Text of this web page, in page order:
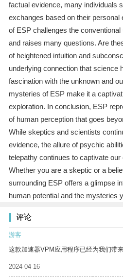
factual evidence, many individuals
exchanges based on their
of ESP challenges the
and raises many questions. Are
of heightened intuition and
underlying connection that science
fascination with the unknown and
mysteries of ESP make it a
exploration. In conclusion, ESP
of human perception that goes
While skeptics and scientists
evidence, the allure of psychic
telepathy continues to captivate
Whether you are a skeptic or a
surrounding ESP offers a glimpse
human potential and the mysteries
评论
游客
这款加速器VPM应用程序已经为我们带
2024-04-16